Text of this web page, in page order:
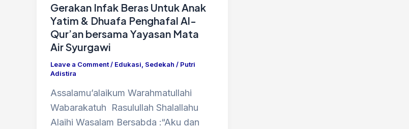
Gerakan Infak Beras Untuk Anak
Yatim & Dhuafa Penghafal Al-
Qur’an bersama Yayasan Mata
Air Syurgawi
Leave a Comment/ Edukasi Sedekah / Putri
Adistira
Assalamu’alaikum Warahmatullahi
Wabarakatuh Rasulullah Shalallahu
Alaihi Wasalam Bersabda :“Aku dan